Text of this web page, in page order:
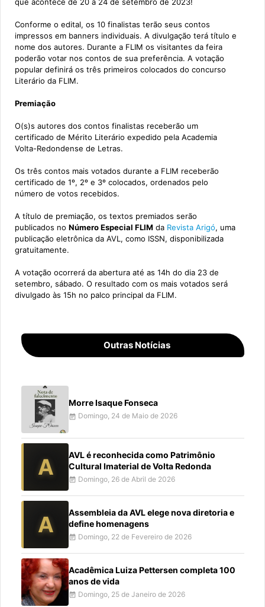
Conforme o edital, os 10 finalistas terão seus contos
impressos em banners individuais. A divulgação terá título e
nome dos autores. Durante a FLIM os visitantes da feira
poderão votar nos contos de sua preferência. A votação
popular definirá os três primeiros colocados do concurso
Literário da FLIM.
Premiação
O(s)s autores dos contos finalistas receberão um
certificado de Mérito Literário expedido pela Academia
Volta-Redondense de Letras.
Os três contos mais votados durante a FLIM receberão
certificado de 1º, 2º e 3º colocados, ordenados pelo
número de votos recebidos.
A título de premiação, os textos premiados serão
publicados no Número Especial FLIM da Revista Arigó, uma
publicação eletrônica da AVL, como ISSN, disponibilizada
gratuitamente.
A votação ocorrerá da abertura até as 14h do dia 23 de
setembro, sábado. O resultado com os mais votados será
divulgado às 15h no palco principal da FLIM.
Outras Notícias
Morre Isaque Fonseca
event_note Domingo, 24 de Maio de 2026
A
AVL é reconhecida como Patrimônio
Cultural Imaterial de Volta Redonda
event_note Domingo, 26 de Abril de 2026
A
Assembleia da AVL elege nova diretoria e
define homenagens
event_note Domingo, 22 de Fevereiro de 2026
Acadêmica Luiza Pettersen completa 100
anos de vida
event_note Domingo, 25 de Janeiro de 2026